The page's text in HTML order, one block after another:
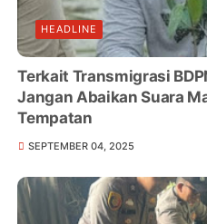
HEADLINE
Terkait Transmigrasi
Jangan Abaikan Suara
Tempatan
SEPTEMBER 04, 2025